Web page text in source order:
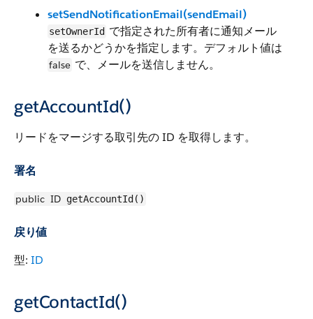
setSendNotificationEmail(sendEmail)
setOwnerId で指定された所有者に通知メール
を送るかどうかを指定します。デフォルト値は
false で、メールを送信しません。
getAccountId()
リードをマージする取引先の ID を取得します。
署名
public ID getAccountId()
戻り値
型: ID
getContactId()